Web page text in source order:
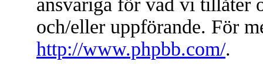
ansvariga för vad vi tillåter
och/eller uppförande. För
http://www.phpbb.com/.